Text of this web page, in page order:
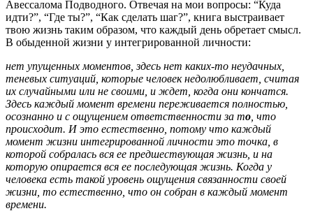
Авессалома Подводного. Отвечая на мои вопросы: “Куда
идти?”, “Где ты?”, “Как сделать шаг?”, книга выстраивает
твою жизнь таким образом, что каждый день обретает смысл.
В обыденной жизни у интегрированной личности:
нет упущенных моментов, здесь нет каких-то неудачных,
теневых ситуаций, которые человек недолюбливает, считая
их случайными или не своими, и ждет, когда они кончатся.
Здесь каждый момент времени переживается полностью,
осознанно и с ощущением ответственности за то , что
происходит. И это естественно, потому что каждый
момент жизни интегрированной личности это точка, в
которой собралась вся ее предшествующая жизнь, и на
которую опирается вся ее последующая жизнь. Когда у
человека есть такой уровень ощущения связанности своей
жизни, то естественно, что он собран в каждый момент
времени.